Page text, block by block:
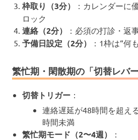
枠取り（3分）
：カレンダーに
ロック
連絡（2分） ：必須の打診・返
予備日設定（2分） ：1枠は“何
繁忙期・閑散期の「切替レバー
切替トリガー ：
連絡遅延が48時間を超え
時間未満
繁忙期モード（2〜4週）
：